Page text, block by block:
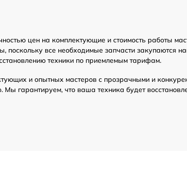
цен на комплектующие и стоимость работы
поскольку все необходимые запчасти закупаются
техники по приемлемым тарифам.
и опытных мастеров с прозрачными и
гарантируем, что ваша техника будет